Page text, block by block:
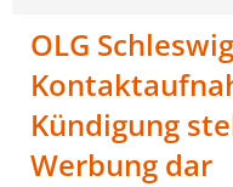
OLG
Kündigung
Werbung dar